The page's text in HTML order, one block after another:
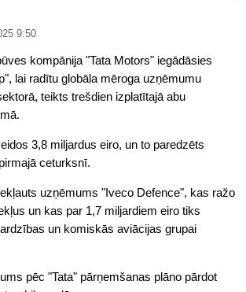
2025 9:50
kompānija "Tata Motors" iegādāsies
lai radītu globāla mēroga uzņēmumu
teikts trešdien izplatītajā abu
3,8 miljardus eiro, un to paredzēts
ceturksnī.
uzņēmums "Iveco Defence", kas ražo
un kas par 1,7 miljardiem eiro tiks
un komiskās aviācijas grupai
pēc "Tata" pārņemšanas plāno pārdot